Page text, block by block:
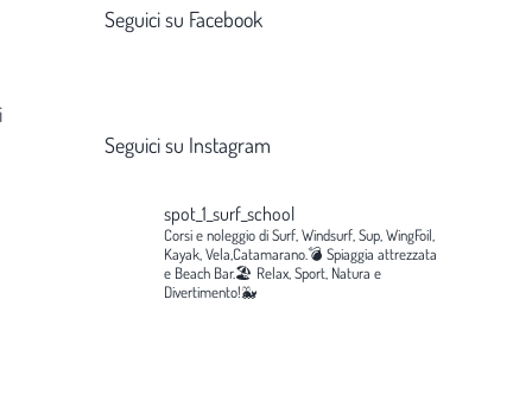
Seguici su Facebook
Seguici su Instagram
spot_1_surf_school
Corsi e noleggio di Surf, Windsurf, Sup, WingFoil,
Kayak, Vela,Catamarano.💣 Spiaggia attrezzata
e Beach Bar.🏖️ Relax, Sport, Natura e
Divertimento!🐳